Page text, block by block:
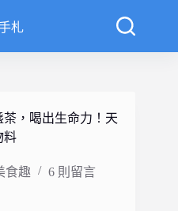
札
茶，喝出生命力！天
料
食趣 6 則留言